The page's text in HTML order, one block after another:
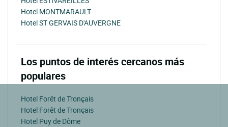
Hotel MONTMARAULT
Hotel ST GERVAIS D'AUVERGNE
Los puntos de interés cercanos más
populares
Hotel Forêt de Tronçais
Hotel Forêt de Tronçais
Hotel Puy de Dôme